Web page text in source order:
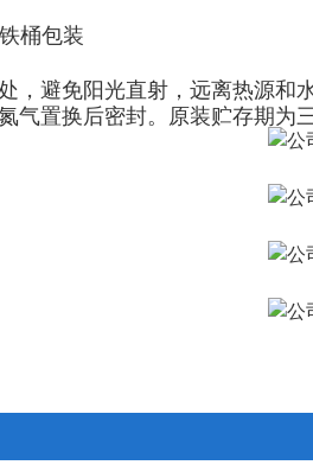
桶包装
，避免阳光直射，远离热源和
气置换后密封。原装贮存期为三